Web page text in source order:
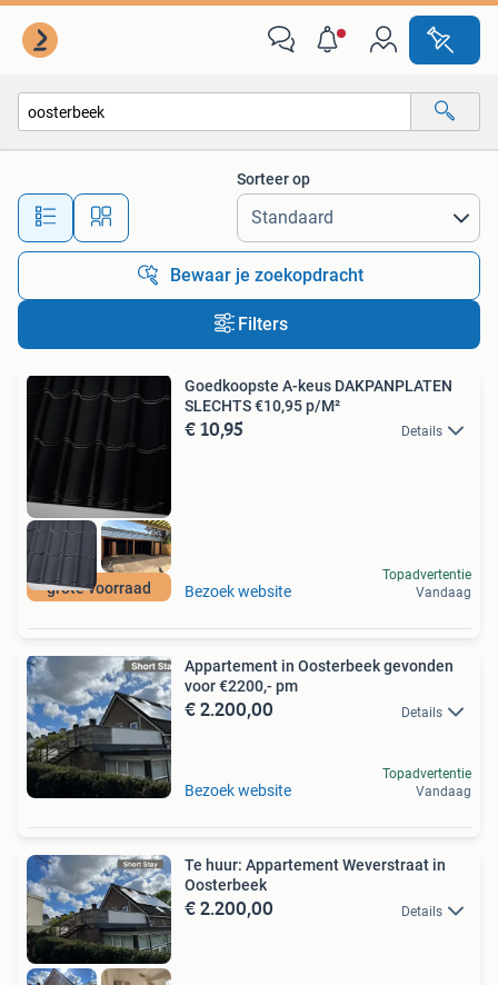
Alle afstanden…
Sorteer op
Bewaar je zoekopdracht
Filters
grote voorraad
Goedkoopste A-keus DAKPANPLATEN
SLECHTS €10,95 p/M²
€ 10,95 Details
Bezoek website
Topadvertentie
Vandaag
Appartement in Oosterbeek gevonden
voor €2200,- pm
€ 2.200,00 Details
Bezoek website
Topadvertentie
Vandaag
Te huur: Appartement Weverstraat in
Oosterbeek
€ 2.200,00 Details